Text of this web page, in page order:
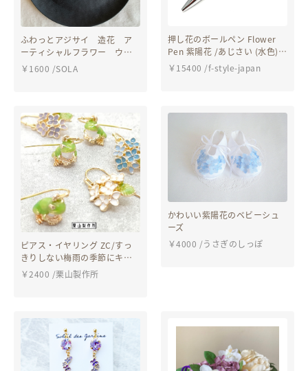
ふわっとアジサイ 造花 ア
ーティシャルフラワー ウエ
ディング ヘッドドレス 髪
飾り ヘアークリップ 浴
￥1600 /SOLA
押し花のボールペン Flower
Pen 紫陽花 /あじさい (水色)
TFB2020 bl
￥15400 /f-style-japan
ピアス・イヤリング ZC/すっ
きりしない梅雨の季節にキュ
ートなカエルと可憐な紫陽花
で気分を上げて！左右紫陽花
￥2400 /栗山製作所
かわいい紫陽花のベビーシュ
ーズ
￥4000 /うさぎのしっぽ